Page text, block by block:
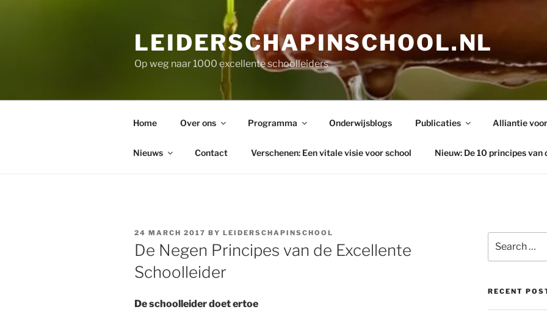
LEIDERSCHAPINSCHOOL.NL
Op weg naar 1000 excellente schoolleiders
Home Over ons Programma Onderwijsblogs Publicaties Alliantie
Nieuws Contact Verschenen: Een vitale visie voor school Nieuw: De 10 principes
POSTED
ON
24 MARCH 2017 BY LEIDERSCHAPINSCHOOL
De Negen Principes van de Excellente
Schoolleider
De schoolleider doet ertoe
for:
RECENT